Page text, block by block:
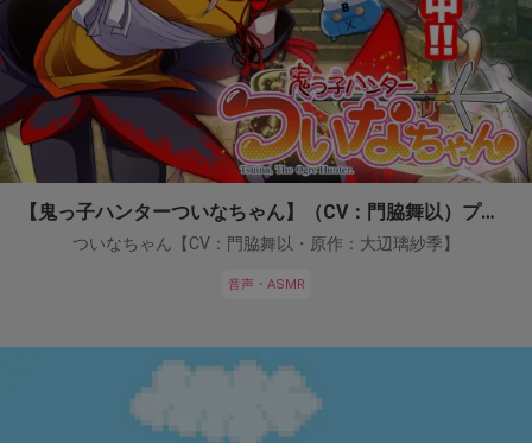
【鬼っ子ハンターついなちゃん】（CV：門脇舞以）プロジェクト！
ついなちゃん【CV：門脇舞以・原作：大辺璃紗季】
音声・ASMR